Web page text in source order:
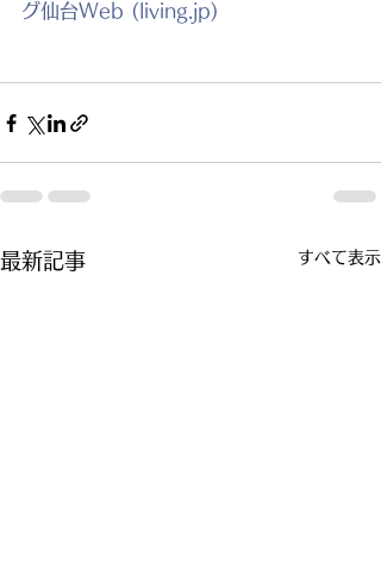
グ仙台Web (living.jp)
最新記事 すべて表示